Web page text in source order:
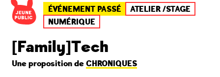
ÉVÉNEMENT PASSÉ
ATELIER /STAGE
NUMÉRIQUE
[Family]Tech
Une proposition de CHRONIQUES